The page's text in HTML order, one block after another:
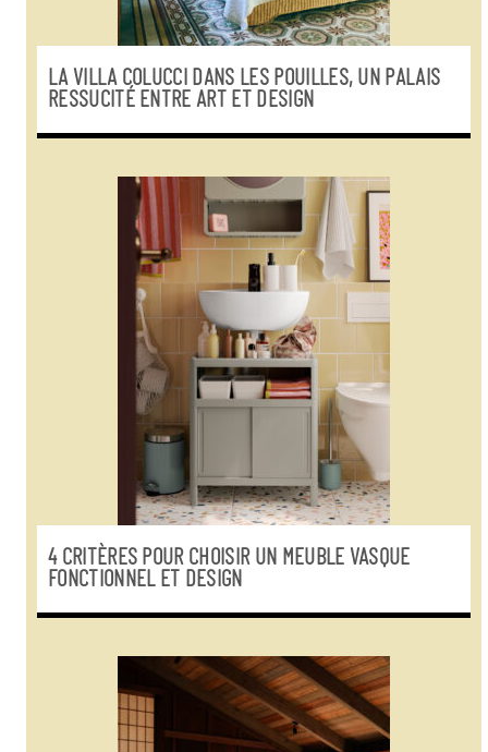
LA VILLA COLUCCI DANS LES POUILLES, UN PALAIS
RESSUCITÉ ENTRE ART ET DESIGN
4 CRITÈRES POUR CHOISIR UN MEUBLE VASQUE
FONCTIONNEL ET DESIGN